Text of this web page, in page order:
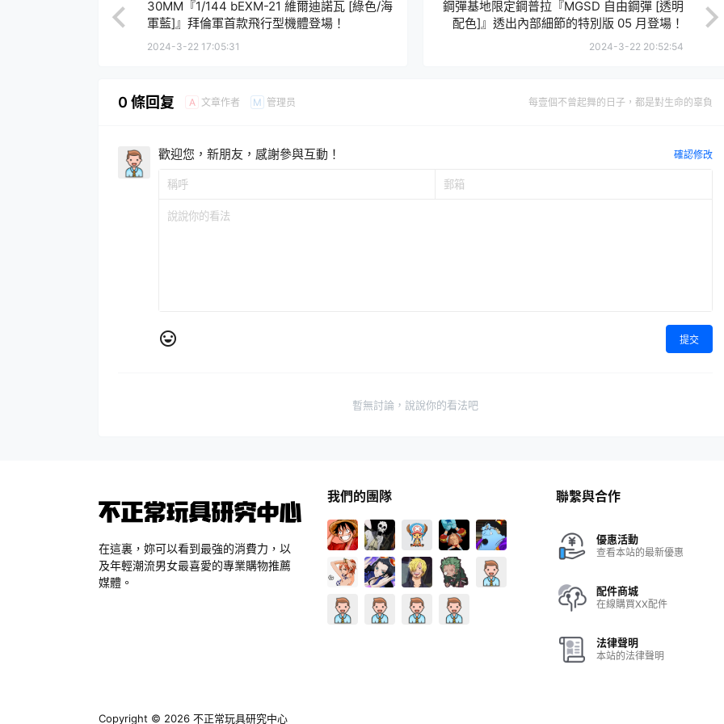
30MM『1/144 bEXM-21 維爾迪諾瓦 [綠色/海
軍藍]』拜倫軍首款飛行型機體登場！
2024-3-22 17:05:31
鋼彈基地限定鋼普拉『MGSD 自由鋼彈 [透明
配色]』透出內部細節的特別版 05 月登場！
2024-3-22 20:52:54
0 條回复 A 文章作者 M 管理员 每壹個不曾起舞的日子，都是對生命的辜負
歡迎您，新朋友，感謝參與互動！ 確認修改
提交
暫無討論，說說你的看法吧
在這裏，妳可以看到最強的消費力，以
及年輕潮流男女最喜愛的專業購物推薦
媒體。
我們的團隊 聯繫與合作
優惠活動
查看本站的最新優惠
配件商城
在線購買XX配件
法律聲明
本站的法律聲明
Copyright © 2026 不正常玩具研究中心